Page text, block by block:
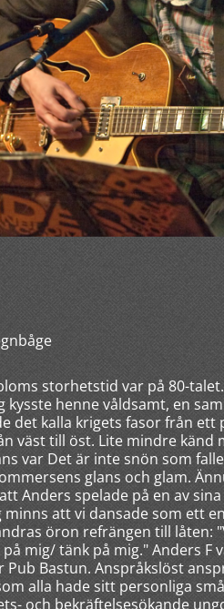
storhetstid var på 80-
kysste henne våldsamt, en
det kalla krigets fasor från ett
väst till öst. Lite mindre känd
var Det är inte snön som
glans och glam.
Anders spelade på en av
minns att vi dansade som ett
öron refrängen till låten:
mig/ tänk på mig." Anders F
Pub Bastun. Anspråkslöst
alla hade sitt personliga
och bekräftelsesökande